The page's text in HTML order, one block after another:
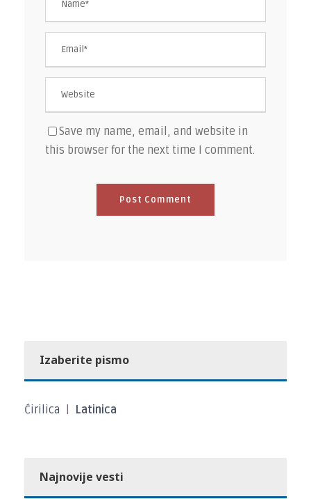
Save my name, email, and website in
this browser for the next time I comment.
Izaberite pismo
Ćirilica Latinica
Najnovije vesti